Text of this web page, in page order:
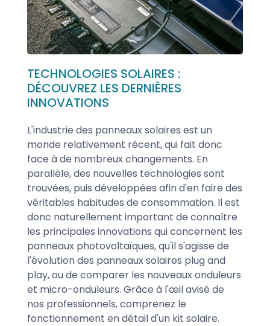
TECHNOLOGIES SOLAIRES :
DÉCOUVREZ LES DERNIÈRES
INNOVATIONS
L'industrie des panneaux solaires est un
monde relativement récent, qui fait donc
face à de nombreux changements. En
parallèle, des nouvelles technologies sont
trouvées, puis développées afin d'en faire des
véritables habitudes de consommation. Il est
donc naturellement important de connaître
les principales innovations qui concernent les
panneaux photovoltaïques, qu'il s'agisse de
l'évolution des panneaux solaires plug and
play, ou de comparer les nouveaux onduleurs
et micro-onduleurs. Grâce à l'œil avisé de
nos professionnels, comprenez le
fonctionnement en détail d'un kit solaire.